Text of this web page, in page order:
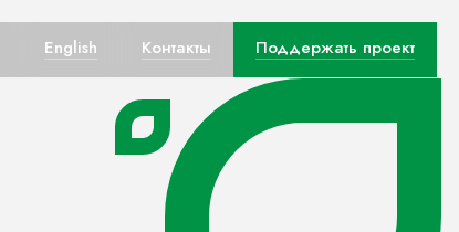
English Контакты Поддержать проект